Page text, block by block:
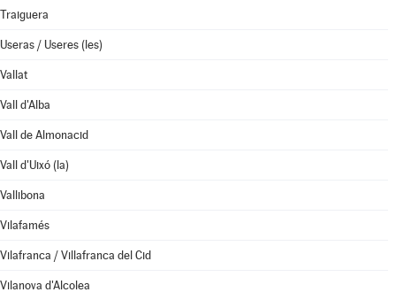
Traiguera
Useras / Useres (les)
Vallat
Vall d'Alba
Vall de Almonacid
Vall d'Uixó (la)
Vallibona
Vilafamés
Vilafranca / Villafranca del Cid
Vilanova d'Alcolea